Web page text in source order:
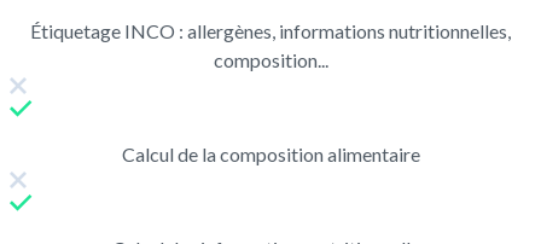
Étiquetage INCO : allergènes, informations nutritionnelles,
composition...
Calcul de la composition alimentaire